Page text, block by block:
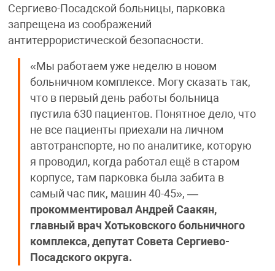
Сергиево-Посадской больницы, парковка
запрещена из соображений
антитеррористической безопасности.
«Мы работаем уже неделю в новом
больничном комплексе. Могу сказать так,
что в первый день работы больница
пустила 630 пациентов. Понятное дело, что
не все пациенты приехали на личном
автотранспорте, но по аналитике, которую
я проводил, когда работал ещё в старом
корпусе, там парковка была забита в
самый час пик, машин 40-45», —
прокомментировал Андрей Саакян,
главный врач Хотьковского больничного
комплекса, депутат Совета Сергиево-
Посадского округа.